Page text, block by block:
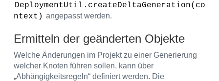
DeploymentUtil.createDeltaGeneration(co
ntext) angepasst werden.
Ermitteln der geänderten Objekte
Welche Änderungen im Projekt zu einer Generierung
welcher Knoten führen sollen, kann über
„Abhängigkeitsregeln“ definiert werden. Die